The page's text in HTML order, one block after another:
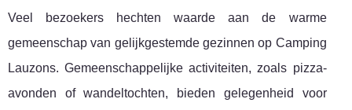
Veel bezoekers hechten waarde aan de warme
gemeenschap van gelijkgestemde gezinnen op Camping
Lauzons. Gemeenschappelijke activiteiten, zoals pizza-
avonden of wandeltochten, bieden gelegenheid voor